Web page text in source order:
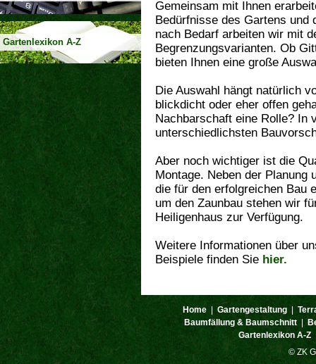
Gartenlexikon A-Z
Gemeinsam mit Ihnen
Bedürfnisse des Gartens
nach Bedarf arbeiten wir mit
Begrenzungsvarianten. Ob
bieten Ihnen eine große
Die Auswahl hängt natürlich
blickdicht oder eher offen
Nachbarschaft eine Rolle? In
unterschiedlichsten
Aber noch wichtiger ist die
Montage. Neben der Planung
die für den erfolgreichen Bau
um den Zaunbau stehen wir
Heiligenhaus zur Verfügung.
Weitere Informationen über
Beispiele finden Sie hier.
Home Gartengestaltung
Baumfällung & Baumschnitt
Gartenlexikon A-Z
© ZK